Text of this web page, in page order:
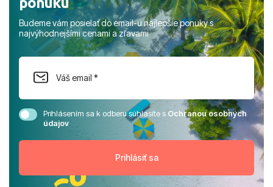
Budeme vám posielať do email-u najlepšie ponuky s
najvýhodnejšími cenami a zľavami
Prihlásením sa k odberu súhlasíte sOchranou osobných
údajov